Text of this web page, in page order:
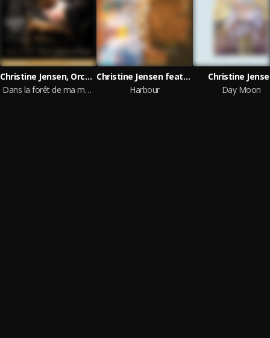
Christine Jensen, Orchestre national de jazz de Montréal
Dans la forêt de ma mémoire (En concert à l'Astral)
Christine Jensen featuring Ingrid Jensen
Harbour
Christine
Day Moon